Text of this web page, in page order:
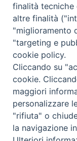
Orari di
Dal lunedì al
Il pomeriggio
seguici su
Ricerca
per:
finalità tecniche
altre finalità
"miglioramento
"targeting e
cookie policy.
Cliccando su
cookie.
maggiori
personalizzare
"rifiuta" o
la navigazione